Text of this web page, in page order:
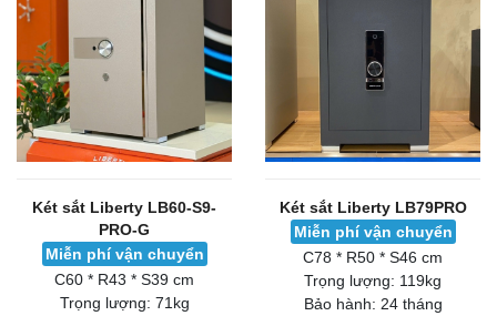
Két sắt Liberty LB60-S9-
PRO-G
Miễn phí vận chuyển
C60 * R43 * S39 cm
Trọng lượng: 71kg
Két sắt Liberty LB79PRO
Miễn phí vận chuyển
C78 * R50 * S46 cm
Trọng lượng: 119kg
Bảo hành: 24 tháng